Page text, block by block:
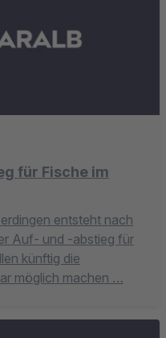
für Fische im
entsteht nach
Auf- und -abstieg für
künftig die
möglich machen …